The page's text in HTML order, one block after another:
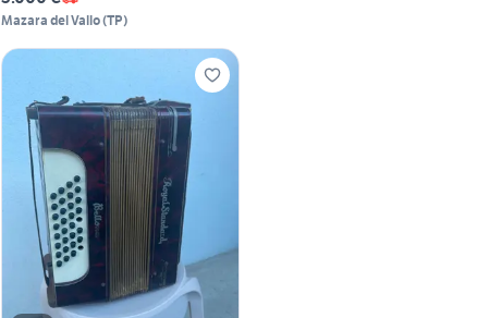
Mazara del Vallo(TP)